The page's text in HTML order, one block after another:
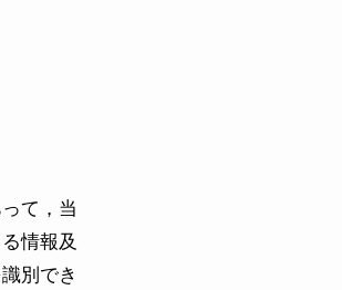
て，当
情報及
別でき